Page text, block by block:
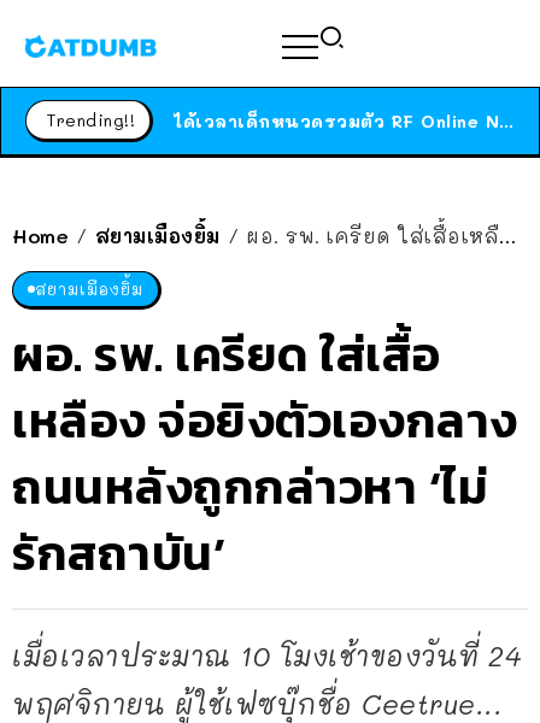
Trending!! ได้เวลาเด็กหนวดรวมตัว RF Online Next เปิดให้เล่นแล้ว เกม Sci-Fi MMORPG ระดับตำนาน เล่นได้ทั้งมือถือและ PC
Home / สยามเมืองยิ้ม / ผอ. รพ. เครียด ใส่เสื้อเหลือง จ่อยิงตัวเองกลางถนนหลังถูกกล่าวหา ‘ไม่รักสถาบัน’
สยามเมืองยิ้ม
ผอ. รพ. เครียด ใส่เสื้อ
เหลือง จ่อยิงตัวเองกลาง
ถนนหลังถูกกล่าวหา ‘ไม่
รักสถาบัน’
เมื่อเวลาประมาณ 10 โมงเช้าของวันที่ 24
พฤศจิกายน ผู้ใช้เฟซบุ๊กชื่อ Ceetrue...